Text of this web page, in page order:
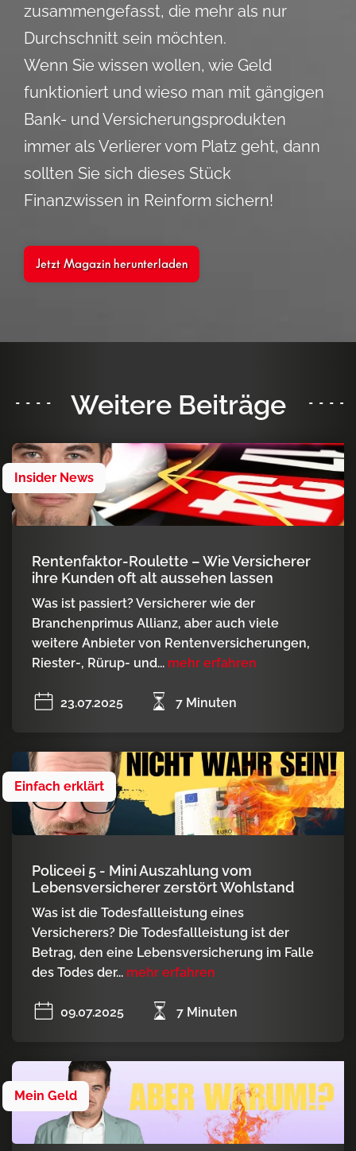
zusammengefasst, die mehr als nur
Durchschnitt sein möchten.
Wenn Sie wissen wollen, wie Geld
funktioniert und wieso man mit gängigen
Bank- und Versicherungsprodukten
immer als Verlierer vom Platz geht, dann
sollten Sie sich dieses Stück
Finanzwissen in Reinform sichern!
Jetzt Magazin herunterladen
Weitere Beiträge
Insider News
Rentenfaktor-Roulette – Wie Versicherer
ihre Kunden oft alt aussehen lassen
Was ist passiert? Versicherer wie der
Branchenprimus Allianz, aber auch viele
weitere Anbieter von Rentenversicherungen,
Riester-, Rürup- und... mehr erfahren
23.07.2025 7 Minuten
Einfach erklärt
Policeei 5 - Mini Auszahlung vom
Lebensversicherer zerstört Wohlstand
Was ist die Todesfallleistung eines
Versicherers? Die Todesfallleistung ist der
Betrag, den eine Lebensversicherung im Falle
des Todes der... mehr erfahren
09.07.2025 7 Minuten
Mein Geld